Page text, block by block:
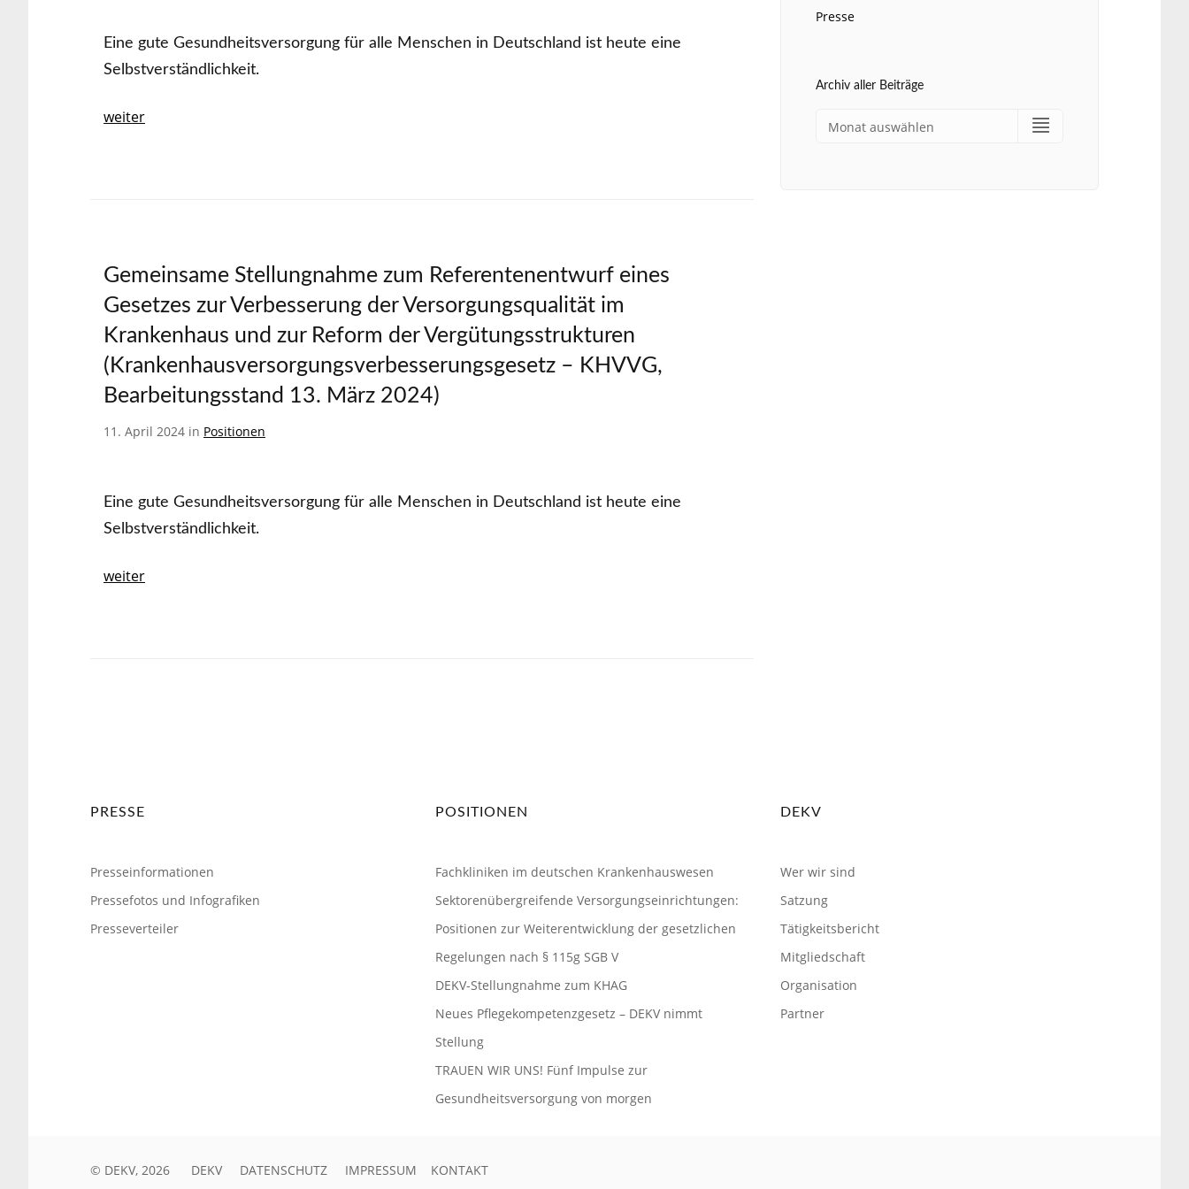
Eine gute Gesundheitsversorgung für alle Menschen in Deutschland ist heute eine
Selbstverständlichkeit.
weiter
Gemeinsame Stellungnahme zum Referentenentwurf eines
Gesetzes zur Verbesserung der Versorgungsqualität im
Krankenhaus und zur Reform der Vergütungsstrukturen
(Krankenhausversorgungsverbesserungsgesetz – KHVVG,
Bearbeitungsstand 13. März 2024)
11. April 2024 in Positionen
Eine gute Gesundheitsversorgung für alle Menschen in Deutschland ist heute eine
Selbstverständlichkeit.
weiter
Presse
Archiv aller Beiträge
PRESSE
Presseinformationen
Pressefotos und Infografiken
Presseverteiler
POSITIONEN
Fachkliniken im deutschen Krankenhauswesen
Sektorenübergreifende Versorgungseinrichtungen:
Positionen zur Weiterentwicklung der gesetzlichen
Regelungen nach § 115g SGB V
DEKV-Stellungnahme zum KHAG
Neues Pflegekompetenzgesetz – DEKV nimmt
Stellung
TRAUEN WIR UNS! Fünf Impulse zur
Gesundheitsversorgung von morgen
DEKV
Wer wir sind
Satzung
Tätigkeitsbericht
Mitgliedschaft
Organisation
Partner
© DEKV, 2026 DEKV DATENSCHUTZ IMPRESSUM KONTAKT